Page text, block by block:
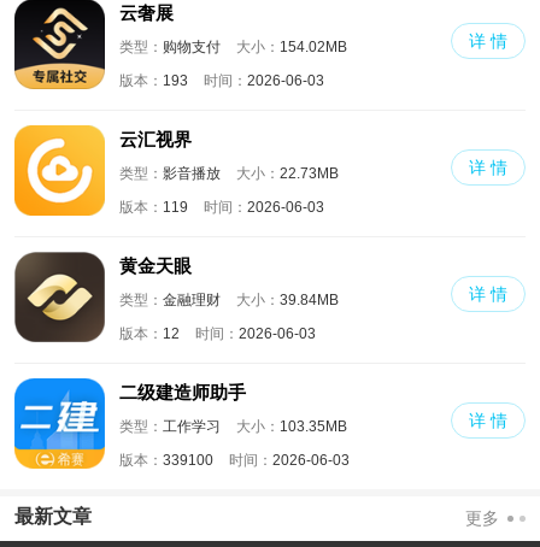
云奢展
类型： 购物支付 大小： 154.02MB
版本： 193 时间： 2026-06-03
详 情
云汇视界
类型： 影音播放 大小： 22.73MB
版本： 119 时间： 2026-06-03
详 情
黄金天眼
类型： 金融理财 大小： 39.84MB
版本： 12 时间： 2026-06-03
详 情
二级建造师助手
类型： 工作学习 大小： 103.35MB
版本： 339100 时间： 2026-06-03
详 情
最新文章 更多